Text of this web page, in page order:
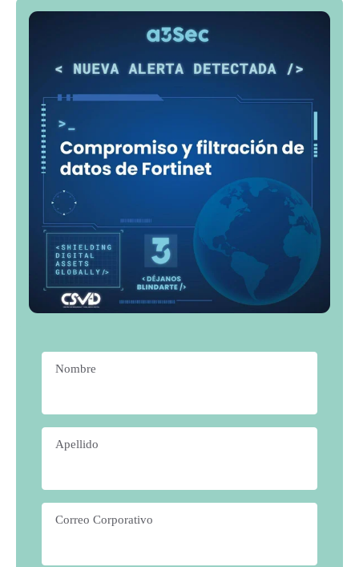
Nombre
Apellido
Correo Corporativo